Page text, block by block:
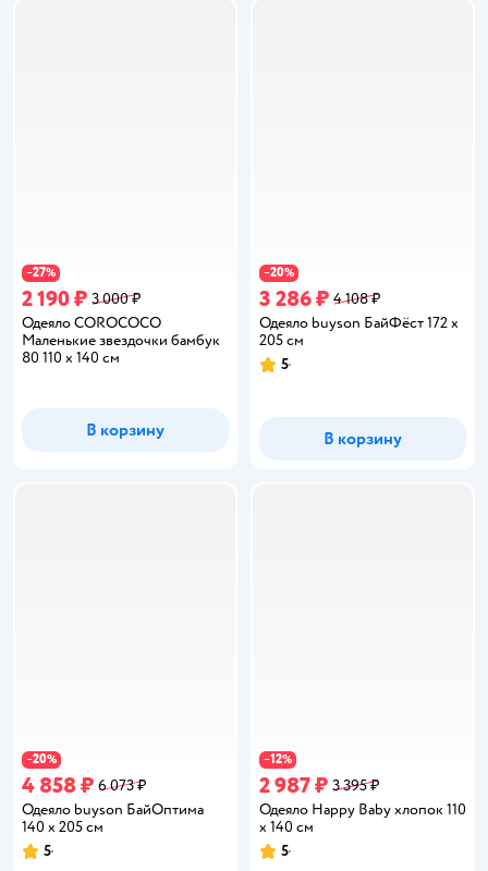
−27%
2 190 ₽ 3 000 ₽
Одеяло COROCOCO
Маленькие звездочки бамбук
80 110 x 140 см
В корзину
−20%
3 286 ₽ 4 108 ₽
Одеяло buyson БайФёст 172 x
205 см
Рейтинг:
5
В корзину
−20%
4 858 ₽ 6 073 ₽
Одеяло buyson БайОптима
140 x 205 см
Рейтинг:
5
−12%
2 987 ₽ 3 395 ₽
Одеяло Happy Baby хлопок 110
x 140 см
Рейтинг:
5